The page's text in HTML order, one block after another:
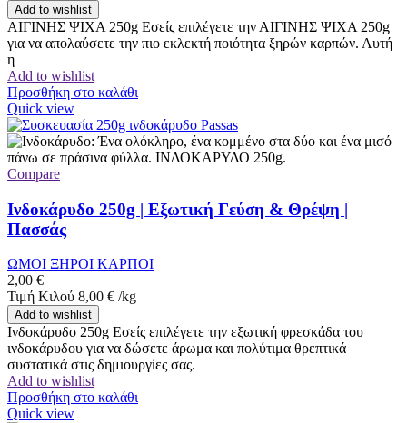
Add to wishlist
ΑΙΓΙΝΗΣ ΨΙΧΑ 250g Εσείς επιλέγετε την ΑΙΓΙΝΗΣ ΨΙΧΑ 250g
για να απολαύσετε την πιο εκλεκτή ποιότητα ξηρών καρπών. Αυτή
η
Add to wishlist
Προσθήκη στο καλάθι
Quick view
Compare
Ινδοκάρυδο 250g | Εξωτική Γεύση & Θρέψη |
Πασσάς
ΩΜΟΙ ΞΗΡΟΙ ΚΑΡΠΟΙ
2,00 €
Τιμή Κιλού 8,00 € /kg
Add to wishlist
Ινδοκάρυδο 250g Εσείς επιλέγετε την εξωτική φρεσκάδα του
ινδοκάρυδου για να δώσετε άρωμα και πολύτιμα θρεπτικά
συστατικά στις δημιουργίες σας.
Add to wishlist
Προσθήκη στο καλάθι
Quick view